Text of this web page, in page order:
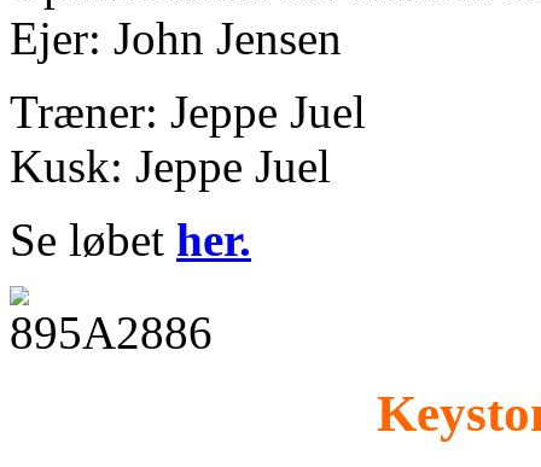
Ejer: John Jensen
Træner: Jeppe Juel
Kusk: Jeppe Juel
Se løbet her.